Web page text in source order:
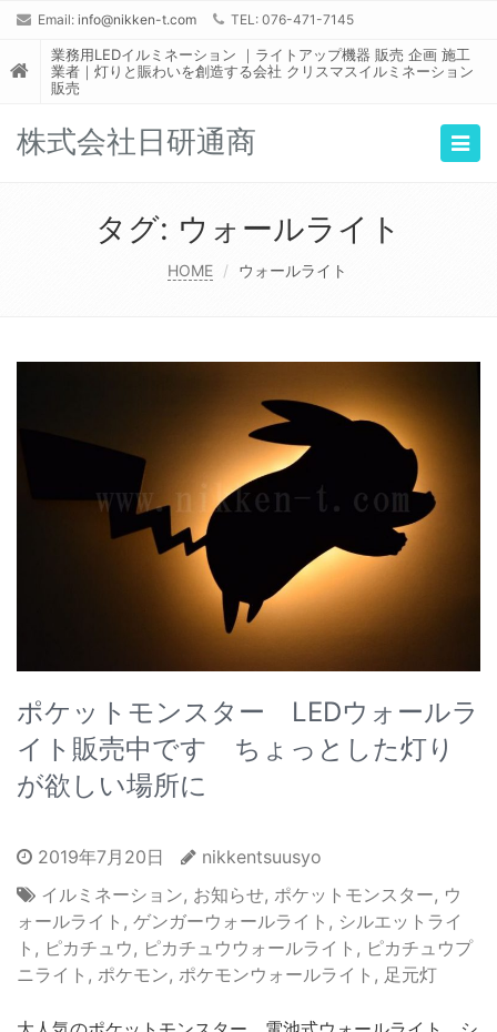
Email: info@nikken-t.com TEL: 076-471-7145
業務用LEDイルミネーション ｜ライトアップ機器 販売 企画 施工
業者｜灯りと賑わいを創造する会社 クリスマスイルミネーション
販売
株式会社日研通商
タグ: ウォールライト
HOME ウォールライト
ポケットモンスター LEDウォールラ
イト販売中です ちょっとした灯り
が欲しい場所に
2019年7月20日
nikkentsuusyo
イルミネーション, お知らせ, ポケットモンスター, ウ
ォールライト , ゲンガーウォールライト , シルエットライ
ト , ピカチュウ, ピカチュウウォールライト , ピカチュウプ
ニライト , ポケモン, ポケモンウォールライト , 足元灯